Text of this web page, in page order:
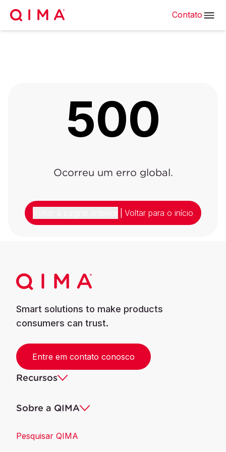
Contato
500
Ocorreu um erro global.
Voltar para o início
Smart solutions to make products
consumers can trust.
Entre em contato conosco
Recursos
Sobre a QIMA
Pesquisar QIMA